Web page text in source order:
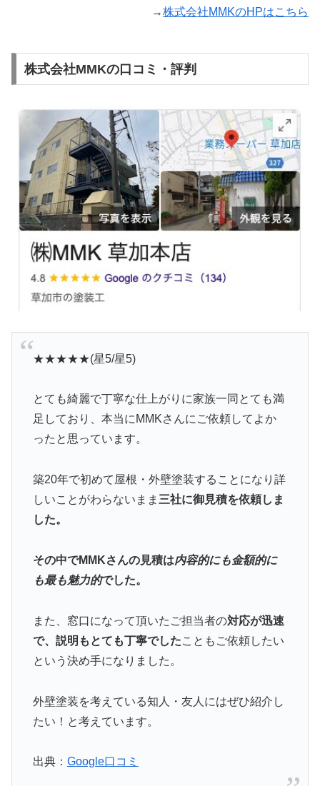
→株式会社MMKのHPはこちら
株式会社MMKの口コミ・評判
★★★★★(星5/星5)
とても綺麗で丁寧な仕上がりに家族一同とても満
足しており、本当にMMKさんにご依頼してよか
ったと思っています。
築20年で初めて屋根・外壁塗装することになり詳
しいことがわらないまま 三社に御見積を依頼しま
した。
その中でMMKさんの見積は内容的にも金額的に
も最も魅力的でした。
また、窓口になって頂いたご担当者の対応が迅速
で、説明もとても丁寧でしたこともご依頼したい
という決め手になりました。
外壁塗装を考えている知人・友人にはぜひ紹介し
たい！と考えています。
出典： Google口コミ